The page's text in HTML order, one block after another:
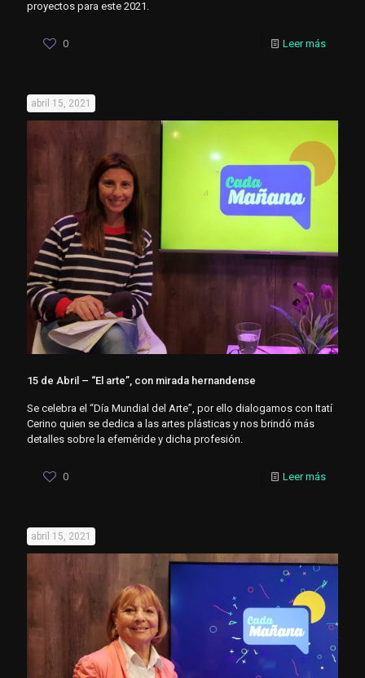
proyectos para este 2021.
0 Leer más
abril 15, 2021
15 de Abril – “El arte”, con mirada hernandense
Se celebra el “Día Mundial del Arte”, por ello dialogamos con Itatí
Cerino quien se dedica a las artes plásticas y nos brindó más
detalles sobre la efeméride y dicha profesión.
0 Leer más
abril 15, 2021